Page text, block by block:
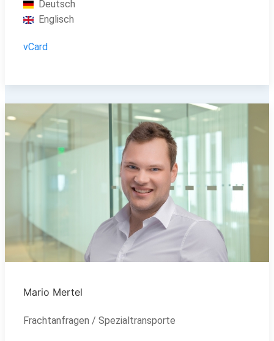
Deutsch
Englisch
vCard
Mario Mertel
Frachtanfragen / Spezialtransporte